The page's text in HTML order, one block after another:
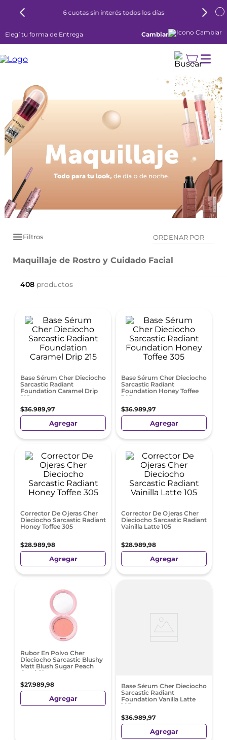
6 cuotas sin interés todos los días
Elegí tu forma de Entrega Cambiar
Filtros ORDENAR POR
Maquillaje de Rostro y Cuidado Facial
408
Base Sérum Cher Dieciocho
Sarcastic Radiant
Foundation Caramel Drip
215
$36.989,97
Agregar
Base Sérum Cher Dieciocho
Sarcastic Radiant
Foundation Honey Toffee
305
$36.989,97
Agregar
Corrector De Ojeras Cher
Dieciocho Sarcastic Radiant
Honey Toffee 305
$28.989,98
Agregar
Corrector De Ojeras Cher
Dieciocho Sarcastic Radiant
Vainilla Latte 105
$28.989,98
Agregar
Rubor En Polvo Cher
Dieciocho Sarcastic Blushy
Matt Blush Sugar Peach
Coral Claro
$27.989,98
Agregar
Base Sérum Cher Dieciocho
Sarcastic Radiant
Foundation Vanilla Latte
105
$36.989,97
Agregar